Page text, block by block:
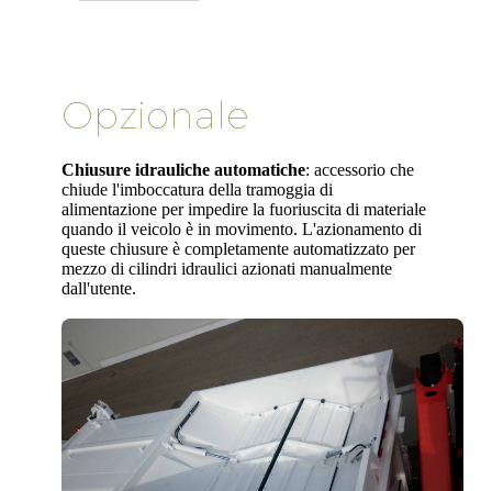
Opzionale
Chiusure idrauliche automatiche: accessorio che
chiude l'imboccatura della tramoggia di
alimentazione per impedire la fuoriuscita di materiale
quando il veicolo è in movimento. L'azionamento di
queste chiusure è completamente automatizzato per
mezzo di cilindri idraulici azionati manualmente
dall'utente.